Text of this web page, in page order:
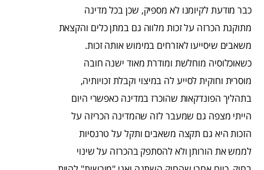
כבר מודעת לקיומנו לא מספיק, שכן בכל מדינה
מתוקנת הכרזה על זכות מלווה גם במתן כלים והקצאת
משאבים שיסייעו לאזרחים במימוש אותה זכות.
כשאוכלוסיה מוחלשת ומודרת מאוד ישנה חובה
מוסרית וחוקית לסייע לה במיצוי וקבלת זכויותיה,
בתהליך הפונדקאות שהוכרז במדינה כאפשרי היום
הייתי מצפה גם שמעבר לזה שהמדינה הכריזה על
הזכות היא גם תקצה משאבים ותקל על טרנסיות
לממש את הורותן ולא להסתפק בהכרזה על שינוי